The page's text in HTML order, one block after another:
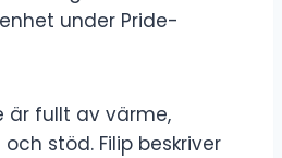
under Pride-
är fullt av värme,
stöd. Filip beskriver